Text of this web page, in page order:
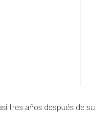
tres años después de su